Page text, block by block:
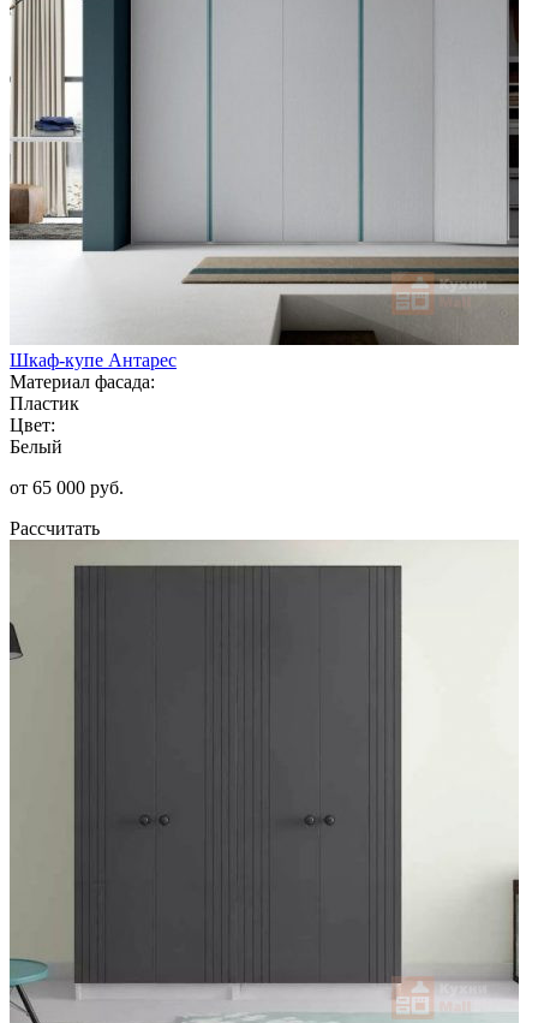
Шкаф-купе Антарес
Материал фасада:
Пластик
Цвет:
Белый
от 65 000 руб.
Рассчитать